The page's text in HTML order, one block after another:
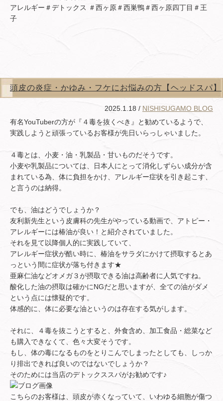
アレルギー＃デトックス ＃西ヶ原＃西巣鴨＃西ヶ原四丁目＃王
子
頭皮の炎症・かゆみ・フケにお悩みの方【ヘッドスパ】
2025.1.18 / NISHISUGAMO BLOG
有名YouTuberの方が『４毒を抜くべき』と勧めているようで、
実践しようと頑張っているお客様が先日いらっしゃいました。
４毒とは、小麦・油・乳製品・甘いものだそうです。
小麦や乳製品については、日本人にとって消化しずらい成分が含
まれている為、体に負担をかけ、アレルギー症状を引き起こす、
と言うのは納得。
でも、油はどうでしょうか？
友利新先生という皮膚科の先生がやっている動画で、アトピー・
アレルギーには椿油が良い！と紹介されていました。
それを見て以降個人的に実践していて、
アレルギー症状が酷い時に、椿油をサラダにかけて摂取するとあ
っという間に症状が落ち付きます★
亜麻仁油などオメガ３が摂取できる油は高齢者に人気ですね。
酸化した油の摂取は確かにNGだと思いますが、全ての油がダメ
という点には懐疑的です。
体感的に、体に必要な油というのは存在する気がします。
それに、４毒を抜こうとすると、外食含め、加工食品・総菜など
も購入できなくて、色々大変そうです。
もし、体の毒になるものをとりこんでしまったとしても、しっか
り排出できれば良いのではないでしょうか？
そのためには当店のデトックススパがお勧めです♪
こちらのお客様は、頭皮が赤くなっていて、いわゆる細胞が傷つ